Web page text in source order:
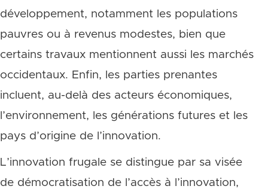
développement, notamment les populations
pauvres ou à revenus modestes, bien que
certains travaux mentionnent aussi les marchés
occidentaux. Enfin, les parties prenantes
incluent, au-delà des acteurs économiques,
l’environnement, les générations futures et les
pays d’origine de l’innovation.
L’innovation frugale se distingue par sa visée
de démocratisation de l’accès à l’innovation,